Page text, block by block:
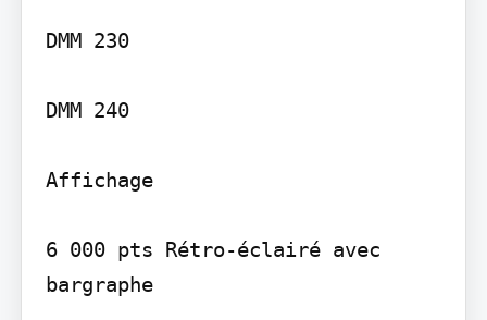
DMM 230
DMM 240
Affichage
6 000 pts Rétro-éclairé avec
bargraphe